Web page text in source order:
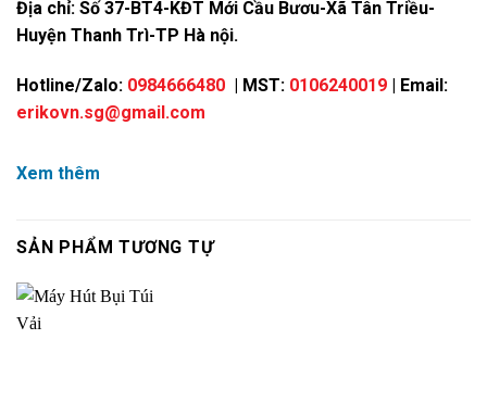
Địa chỉ: Số 37-BT4-KĐT Mới Cầu Bươu-Xã Tân Triều-
Huyện Thanh Trì-TP Hà nội.
Hotline/Zalo: 0984666480 | MST: 0106240019 | Email:
erikovn.sg@gmail.com
Xem thêm
SẢN PHẨM TƯƠNG TỰ